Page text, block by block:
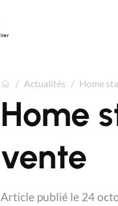
Home
vente
Actualités Home
Article publié le 24